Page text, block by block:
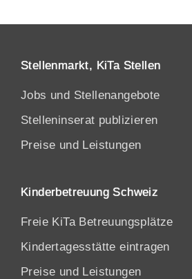
Stellenmarkt, KiTa Stellen
Jobs und Stellenangebote
Stelleninserat publizieren
Preise und Leistungen
Kinderbetreuung Schweiz
Freie KiTa Betreuungsplätze
Kindertagesstätte eintragen
Preise und Leistungen